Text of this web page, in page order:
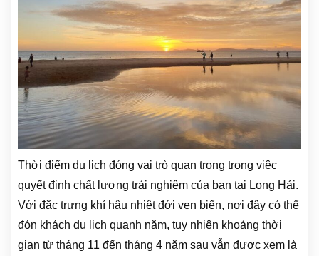
Thời điểm du lịch đóng vai trò quan trọng trong việc
quyết định chất lượng trải nghiệm của bạn tại Long Hải.
Với đặc trưng khí hậu nhiệt đới ven biển, nơi đây có thể
đón khách du lịch quanh năm, tuy nhiên khoảng thời
gian từ tháng 11 đến tháng 4 năm sau vẫn được xem là